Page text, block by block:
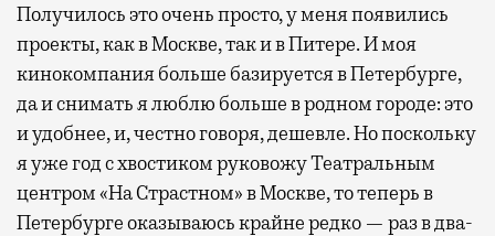
Получилось это очень просто, у меня появились
проекты, как в Москве, так и в Питере. И моя
кинокомпания больше базируется в Петербурге,
да и снимать я люблю больше в родном городе: это
и удобнее, и, честно говоря, дешевле. Но поскольку
я уже год с хвостиком руковожу Театральным
центром «На Страстном» в Москве, то теперь в
Петербурге оказываюсь крайне редко — раз в два-